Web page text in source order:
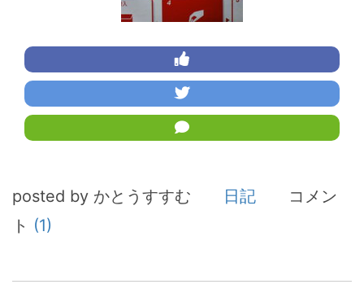
posted by かとうすすむ 日記
コメン
ト (1)